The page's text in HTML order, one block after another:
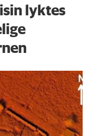
lyktes